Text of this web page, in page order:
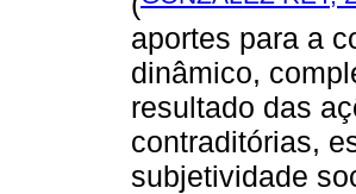
aportes para a
dinâmico,
resultado das
contraditórias,
subjetividade